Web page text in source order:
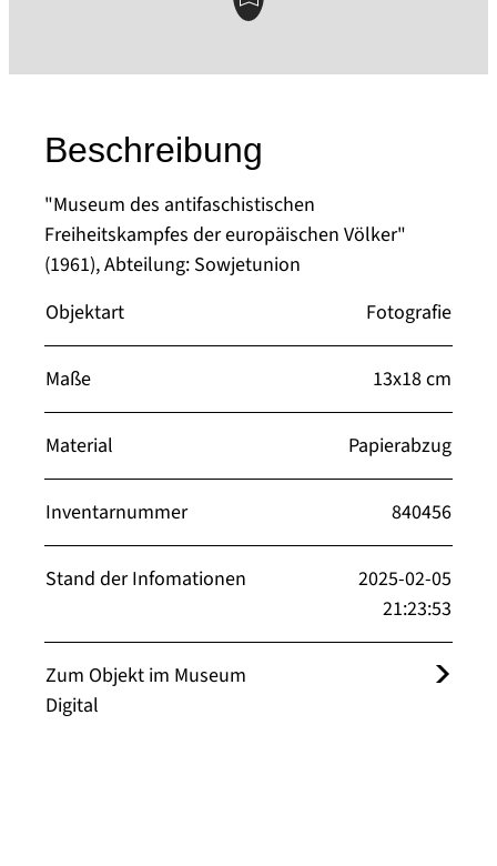
Beschreibung
"Museum des antifaschistischen
Freiheitskampfes der europäischen Völker"
(1961), Abteilung: Sowjetunion
Objektart
Fotografie
Maße 13x18 cm
Material Papierabzug
Inventarnummer 840456
Stand der Infomationen
2025-02-05
21:23:53
Zum Objekt im Museum
Digital